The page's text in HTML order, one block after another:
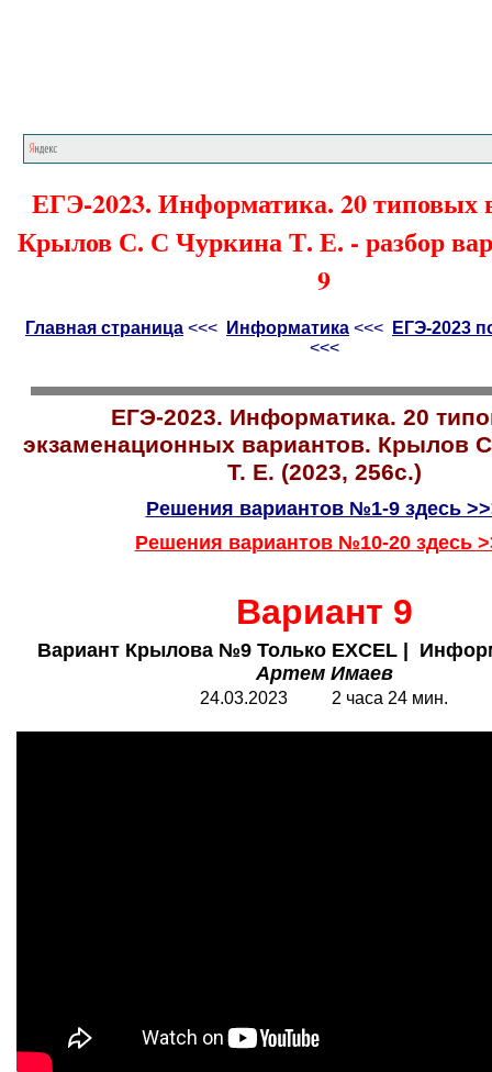
ЕГЭ-2023. Информатика. 20 типовых
Крылов С. С Чуркина Т. Е. - разбор
9
Главная страница <<< Информатика <<<
ЕГЭ-2023
<<<
ЕГЭ-2023. Информатика. 20
экзаменационных вариантов. Крылов
Т. Е. (2023, 256с.)
Решения вариантов №1-9 здесь
Решения вариантов №10-20 здесь
Вариант 9
Вариант Крылова №9 Только EXCEL
Артем Имаев
24.03.2023 2 часа 24 мин.